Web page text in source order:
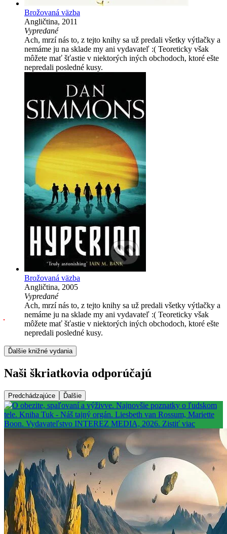
Brožovaná väzba
Angličtina, 2011
Vypredané
Ach, mrzí nás to, z tejto knihy sa už predali všetky výtlačky a
nemáme ju na sklade my ani vydavateľ :( Teoreticky však
môžete mať šťastie v niektorých iných obchodoch, ktoré ešte
nepredali posledné kusy.
Brožovaná väzba
Angličtina, 2005
Vypredané
Ach, mrzí nás to, z tejto knihy sa už predali všetky výtlačky a
nemáme ju na sklade my ani vydavateľ :( Teoreticky však
môžete mať šťastie v niektorých iných obchodoch, ktoré ešte
nepredali posledné kusy.
Ďalšie knižné vydania
Naši škriatkovia odporúčajú
Predchádzajúce Ďalšie